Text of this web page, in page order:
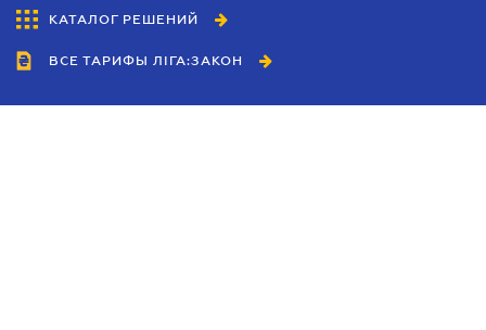
КАТАЛОГ РЕШЕНИЙ
ВСЕ ТАРИФЫ ЛІГА:ЗАКОН